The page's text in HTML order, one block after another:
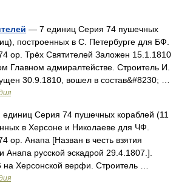
— 7 единиц Серия 74 пушечных
построенных в С. Петербурге для БФ.
ор. Трёх Святителей Заложен 15.1.1810
Главном адмиралтействе. Строитель И.
30.9.1810, вошел в состав&#8230; …
Серия 74 пушечных кораблей (11
в Херсоне и Николаеве для ЧФ.
ор. Анапа [Назван в честь взятия
Анапа русской эскадрой 29.4.1807.].
Херсонской верфи. Строитель …